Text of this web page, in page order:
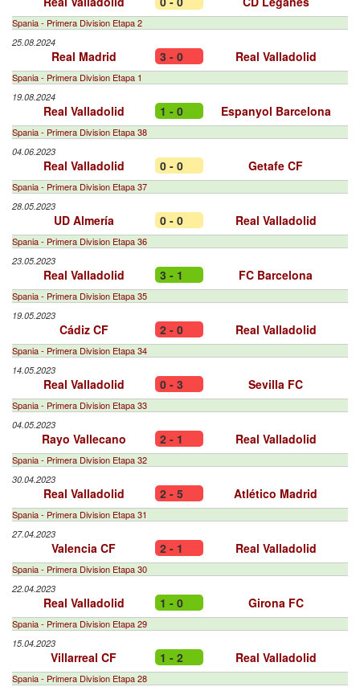
Spania - Primera Division Etapa 2
25.08.2024
Real Madrid 3 - 0 Real Valladolid
Spania - Primera Division Etapa 1
19.08.2024
Real Valladolid 1 - 0 Espanyol Barcelona
Spania - Primera Division Etapa 38
04.06.2023
Real Valladolid 0 - 0 Getafe CF
Spania - Primera Division Etapa 37
28.05.2023
UD Almería 0 - 0 Real Valladolid
Spania - Primera Division Etapa 36
23.05.2023
Real Valladolid 3 - 1 FC Barcelona
Spania - Primera Division Etapa 35
19.05.2023
Cádiz CF 2 - 0 Real Valladolid
Spania - Primera Division Etapa 34
14.05.2023
Real Valladolid 0 - 3 Sevilla FC
Spania - Primera Division Etapa 33
04.05.2023
Rayo Vallecano 2 - 1 Real Valladolid
Spania - Primera Division Etapa 32
30.04.2023
Real Valladolid 2 - 5 Atlético Madrid
Spania - Primera Division Etapa 31
27.04.2023
Valencia CF 2 - 1 Real Valladolid
Spania - Primera Division Etapa 30
22.04.2023
Real Valladolid 1 - 0 Girona FC
Spania - Primera Division Etapa 29
15.04.2023
Villarreal CF 1 - 2 Real Valladolid
Spania - Primera Division Etapa 28